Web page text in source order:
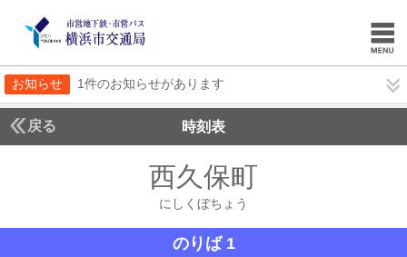
お知らせ 1件のお知らせがあります
戻る 時刻表
西久保町
にしくぼちょう
のりば 1